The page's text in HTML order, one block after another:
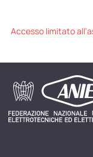
Accesso limitato